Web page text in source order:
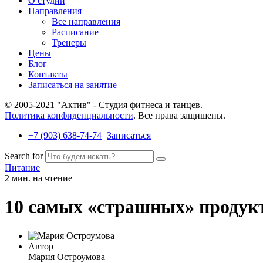
Направления
Все направления
Расписание
Тренеры
Цены
Блог
Контакты
Записаться на занятие
© 2005-2021 "Актив" - Студия фитнеса и танцев.
Политика конфиденциальности. Все права защищены.
+7 (903) 638-74-74 Записаться
Search for
Питание
2 мин. на чтение
10 самых «страшных»
Автор
Мария Остроумова